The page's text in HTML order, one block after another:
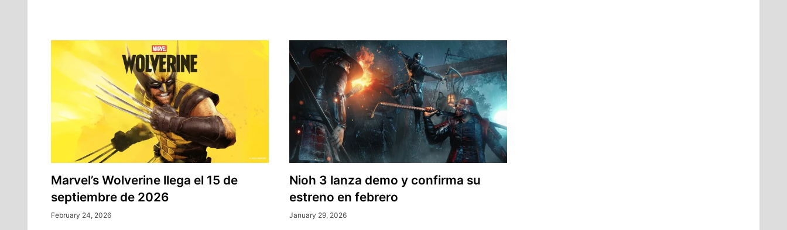
Marvel’s Wolverine llega el 15 de
septiembre de 2026
February 24, 2026
Nioh 3 lanza demo y confirma su
estreno en febrero
January 29, 2026